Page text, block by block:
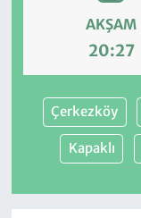
AKŞAM
20:27
Çerkezköy
Kapaklı